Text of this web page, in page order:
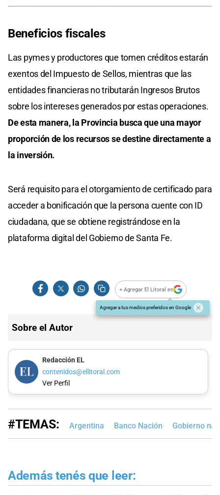
Beneficios fiscales
Las pymes y productores que tomen créditos estarán
exentos del Impuesto de Sellos, mientras que las
entidades financieras no tributarán Ingresos Brutos
sobre los intereses generados por estas operaciones.
De esta manera, la Provincia busca que una mayor
proporción de los recursos se destine directamente a
la inversión.
Será requisito para el otorgamiento de certificado para
acceder a bonificación que la persona cuente con ID
ciudadana, que se obtiene registrándose en la
plataforma digital del Gobierno de Santa Fe.
+ Agregar El Litoral en
Agregar a tus medios preferidos en Google
Sobre el Autor
Redacción EL
contenidos@ellitoral.com
Ver Perfil
#TEMAS: Argentina Banco Nación Gobierno
Además tenés que leer: